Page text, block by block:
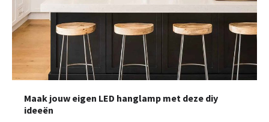
Maak jouw eigen LED hanglamp met deze diy
ideeën